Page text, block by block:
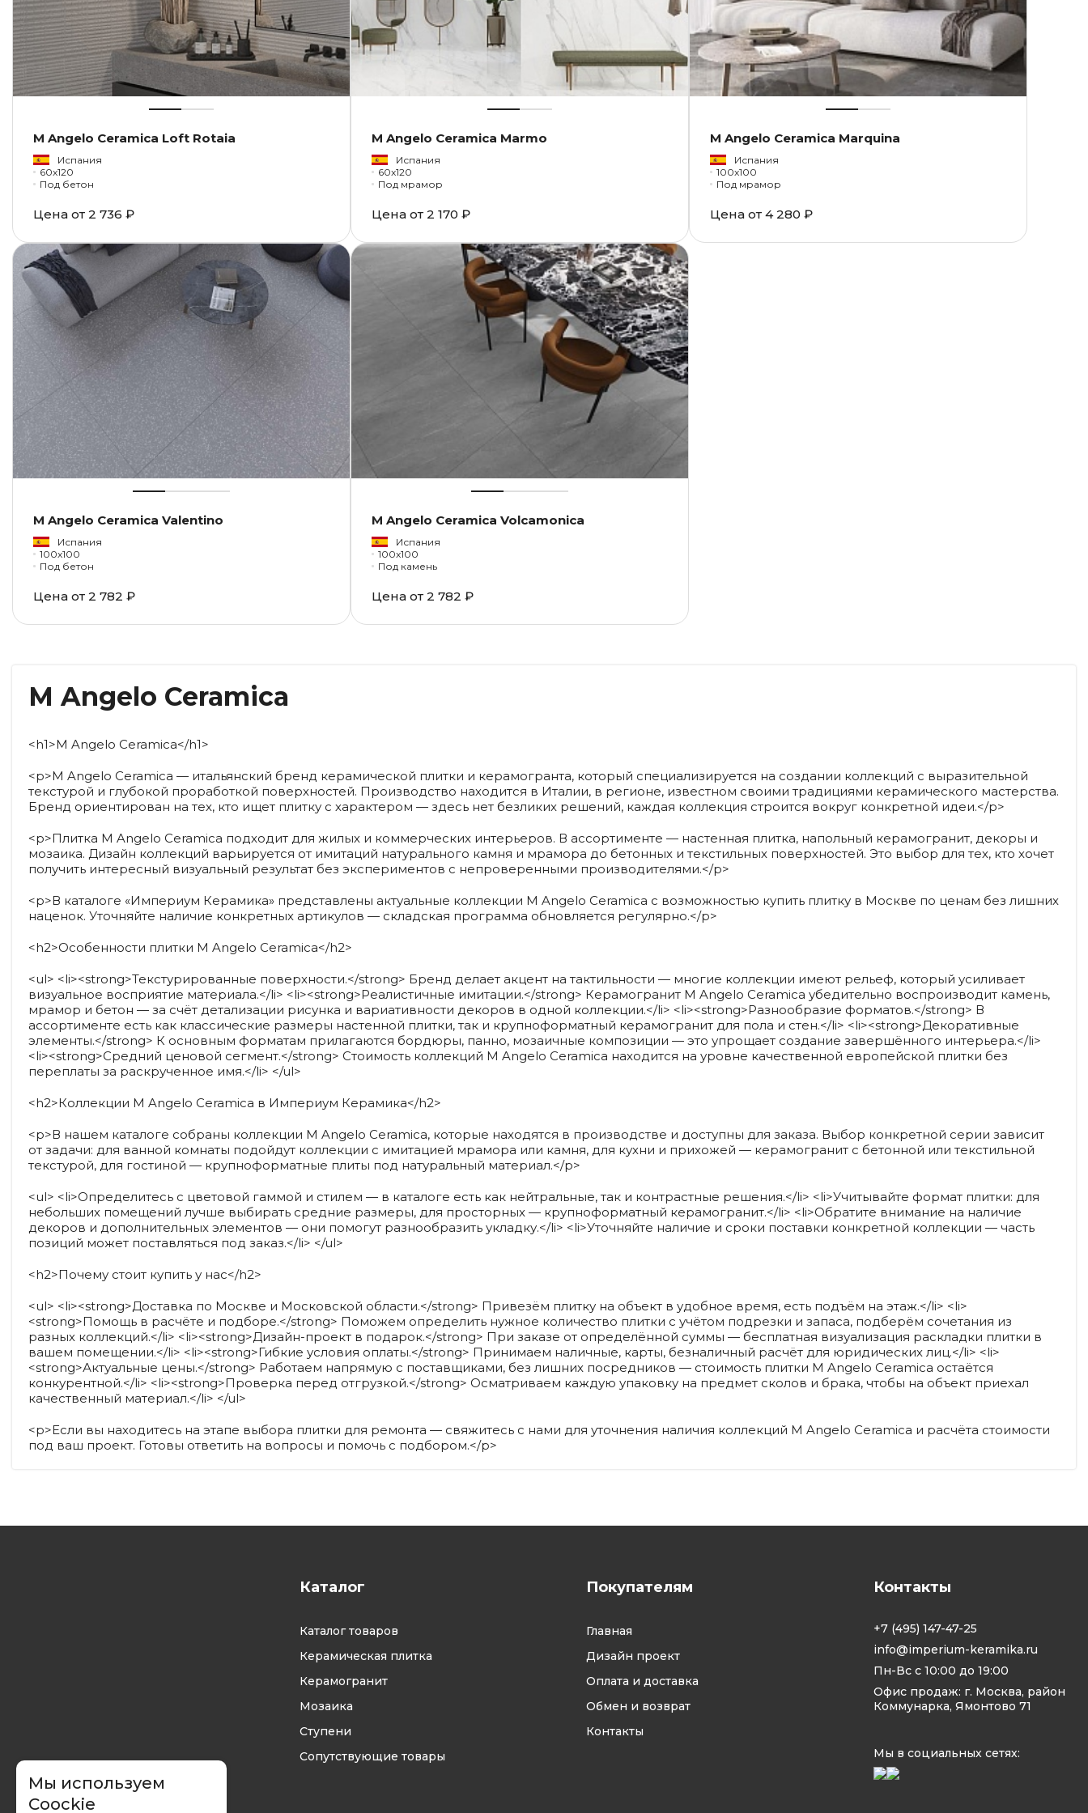
M Angelo Ceramica Loft Rotaia
Испания
60x120
Под бетон
Цена от 2 736 ₽
M Angelo Ceramica Marmo
Испания
60x120
Под мрамор
Цена от 2 170 ₽
M Angelo Ceramica Marquina
Испания
100x100
Под мрамор
Цена от 4 280 ₽
M Angelo Ceramica Valentino
Испания
100x100
Под бетон
Цена от 2 782 ₽
M Angelo Ceramica Volcamonica
Испания
100x100
Под камень
Цена от 2 782 ₽
M Angelo Ceramica
<h1>M Angelo Ceramica</h1>
<p>M Angelo Ceramica — итальянский бренд керамической плитки и керамогранта, который специализируется на создании коллекций с выразительной
текстурой и глубокой проработкой поверхностей. Производство находится в Италии, в регионе, известном своими традициями керамического мастерства.
Бренд ориентирован на тех, кто ищет плитку с характером — здесь нет безликих решений, каждая коллекция строится вокруг конкретной идеи.</p>
<p>Плитка M Angelo Ceramica подходит для жилых и коммерческих интерьеров. В ассортименте — настенная плитка, напольный керамогранит, декоры и
мозаика. Дизайн коллекций варьируется от имитаций натурального камня и мрамора до бетонных и текстильных поверхностей. Это выбор для тех, кто хочет
получить интересный визуальный результат без экспериментов с непроверенными производителями.</p>
<p>В каталоге «Империум Керамика» представлены актуальные коллекции M Angelo Ceramica с возможностью купить плитку в Москве по ценам без лишних
наценок. Уточняйте наличие конкретных артикулов — складская программа обновляется регулярно.</p>
<h2>Особенности плитки M Angelo Ceramica</h2>
<ul> <li><strong>Текстурированные поверхности.</strong> Бренд делает акцент на тактильности — многие коллекции имеют рельеф, который усиливает
визуальное восприятие материала.</li> <li><strong>Реалистичные имитации.</strong> Керамогранит M Angelo Ceramica убедительно воспроизводит камень,
мрамор и бетон — за счёт детализации рисунка и вариативности декоров в одной коллекции.</li> <li><strong>Разнообразие форматов.</strong> В
ассортименте есть как классические размеры настенной плитки, так и крупноформатный керамогранит для пола и стен.</li> <li><strong>Декоративные
элементы.</strong> К основным форматам прилагаются бордюры, панно, мозаичные композиции — это упрощает создание завершённого интерьера.</li>
<li><strong>Средний ценовой сегмент.</strong> Стоимость коллекций M Angelo Ceramica находится на уровне качественной европейской плитки без
переплаты за раскрученное имя.</li> </ul>
<h2>Коллекции M Angelo Ceramica в Империум Керамика</h2>
<p>В нашем каталоге собраны коллекции M Angelo Ceramica, которые находятся в производстве и доступны для заказа. Выбор конкретной серии зависит
от задачи: для ванной комнаты подойдут коллекции с имитацией мрамора или камня, для кухни и прихожей — керамогранит с бетонной или текстильной
текстурой, для гостиной — крупноформатные плиты под натуральный материал.</p>
<ul> <li>Определитесь с цветовой гаммой и стилем — в каталоге есть как нейтральные, так и контрастные решения.</li> <li>Учитывайте формат плитки: для
небольших помещений лучше выбирать средние размеры, для просторных — крупноформатный керамогранит.</li> <li>Обратите внимание на наличие
декоров и дополнительных элементов — они помогут разнообразить укладку.</li> <li>Уточняйте наличие и сроки поставки конкретной коллекции — часть
позиций может поставляться под заказ.</li> </ul>
<h2>Почему стоит купить у нас</h2>
<ul> <li><strong>Доставка по Москве и Московской области.</strong> Привезём плитку на объект в удобное время, есть подъём на этаж.</li> <li>
<strong>Помощь в расчёте и подборе.</strong> Поможем определить нужное количество плитки с учётом подрезки и запаса, подберём сочетания из
разных коллекций.</li> <li><strong>Дизайн-проект в подарок.</strong> При заказе от определённой суммы — бесплатная визуализация раскладки плитки в
вашем помещении.</li> <li><strong>Гибкие условия оплаты.</strong> Принимаем наличные, карты, безналичный расчёт для юридических лиц.</li> <li>
<strong>Актуальные цены.</strong> Работаем напрямую с поставщиками, без лишних посредников — стоимость плитки M Angelo Ceramica остаётся
конкурентной.</li> <li><strong>Проверка перед отгрузкой.</strong> Осматриваем каждую упаковку на предмет сколов и брака, чтобы на объект приехал
качественный материал.</li> </ul>
<p>Если вы находитесь на этапе выбора плитки для ремонта — свяжитесь с нами для уточнения наличия коллекций M Angelo Ceramica и расчёта стоимости
под ваш проект. Готовы ответить на вопросы и помочь с подбором.</p>
Каталог
Каталог товаров
Керамическая плитка
Керамогранит
Мозаика
Ступени
Сопутствующие товары
Покупателям
Главная
Дизайн проект
Оплата и доставка
Обмен и возврат
Контакты
Контакты
+7 (495) 147-47-25
info@imperium-keramika.ru
Пн-Вс с 10:00 до 19:00
Офис продаж: г. Москва, район
Коммунарка, Ямонтово 71
Мы в социальных сетях:
Мы используем
Coockie